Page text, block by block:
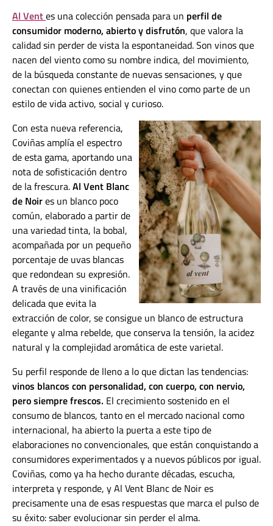
Al Ventes una colección pensada para un perfil de
consumidor moderno, abierto y disfrutón, que valora la
calidad sin perder de vista la espontaneidad. Son vinos que
nacen del viento como su nombre indica, del movimiento,
de la búsqueda constante de nuevas sensaciones, y que
conectan con quienes entienden el vino como parte de un
estilo de vida activo, social y curioso.
Con esta nueva referencia,
Coviñas amplía el espectro
de esta gama, aportando una
nota de sofisticación dentro
de la frescura.Al Vent Blanc
de Noires un blanco poco
común, elaborado a partir de
una variedad tinta, la bobal,
acompañada por un pequeño
porcentaje de uvas blancas
que redondean su expresión.
A través de una vinificación
delicada que evita la
extracción de color, se consigue un blanco de estructura
elegante y alma rebelde, que conserva la tensión, la acidez
natural y la complejidad aromática de este varietal.
Su perfil responde de lleno a lo que dictan las tendencias:
vinos blancos con personalidad, con cuerpo, con nervio,
pero siempre frescos. El crecimiento sostenido en el
consumo de blancos, tanto en el mercado nacional como
internacional, ha abierto la puerta a este tipo de
elaboraciones no convencionales, que están conquistando a
consumidores experimentados y a nuevos públicos por igual.
Coviñas, como ya ha hecho durante décadas, escucha,
interpreta y responde, y Al Vent Blanc de Noir es
precisamente una de esas respuestas que marca el pulso de
su éxito: saber evolucionar sin perder el alma.